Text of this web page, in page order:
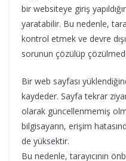
bir websiteye giriş
yaratabilir. Bu nedenle,
kontrol etmek ve devre
sorunun çözülüp
Bir web sayfası
kaydeder. Sayfa tekrar
olarak güncellenmemiş
bilgisayarın, erişim
de yüksektir.
Bu nedenle, tarayıcının